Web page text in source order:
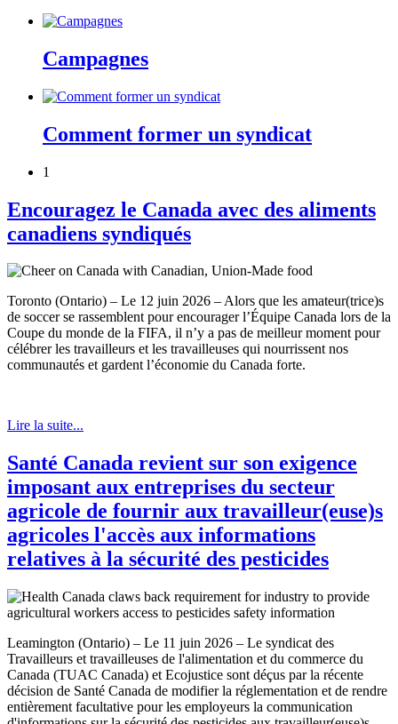
Campagnes
Comment former un syndicat
1
Encouragez le Canada avec des aliments
canadiens syndiqués
Toronto (Ontario) – Le 12 juin 2026 – Alors que les amateur(trice)s
de soccer se rassemblent pour encourager l’Équipe Canada lors de la
Coupe du monde de la FIFA, il n’y a pas de meilleur moment pour
célébrer les travailleurs et les travailleuses qui nourrissent nos
communautés et gardent l’économie du Canada forte.
Lire la suite...
Santé Canada revient sur son exigence
imposant aux entreprises du secteur
agricole de fournir aux travailleur(euse)s
agricoles l'accès aux informations
relatives à la sécurité des pesticides
Leamington (Ontario) – Le 11 juin 2026 – Le syndicat des
Travailleurs et travailleuses de l'alimentation et du commerce du
Canada (TUAC Canada) et Ecojustice sont déçus par la récente
décision de Santé Canada de modifier la réglementation et de rendre
entièrement facultative pour les employeurs la communication